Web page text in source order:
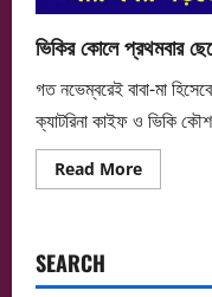
ভিকির কোলে প্রথমবার
গত নভেম্বরেই বাবা-মা
ক্যাটরিনা কাইফ ও ভিকি
Read MoreRead
more
দেখে
SEARCH